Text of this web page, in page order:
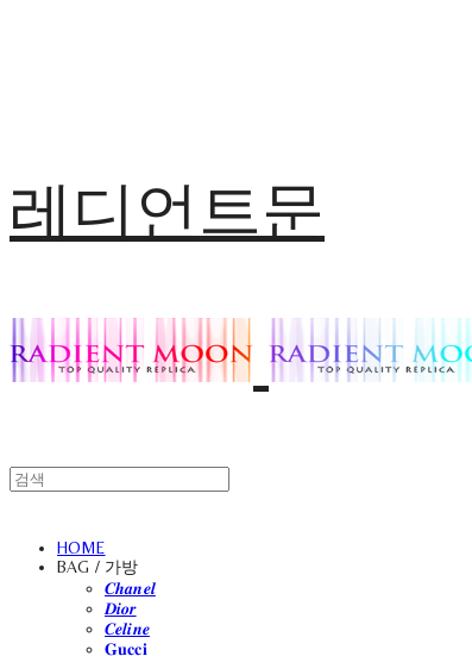
레디언트문
HOME
BAG / 가방
𝑪𝒉𝒂𝒏𝒆𝒍
𝑫𝒊𝒐𝒓
𝑪𝒆𝒍𝒊𝒏𝒆
𝐆𝐮𝐜𝐜𝐢